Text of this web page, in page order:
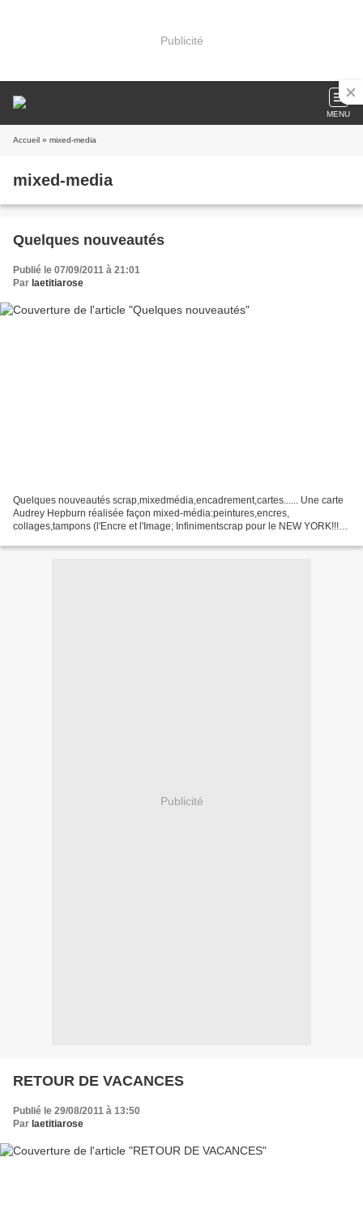
Publicité
MENU
Accueil » mixed-media
mixed-media
Quelques nouveautés
Publié le 07/09/2011 à 21:01
Par laetitiarose
Quelques nouveautés scrap,mixedmédia,encadrement,cartes...... Une carte
Audrey Hepburn réalisée façon mixed-média:peintures,encres,
collages,tampons (l'Encre et l'Image; Infinimentscrap pour le NEW YORK!!!!,
Publicité
RETOUR DE VACANCES
Publié le 29/08/2011 à 13:50
Par laetitiarose